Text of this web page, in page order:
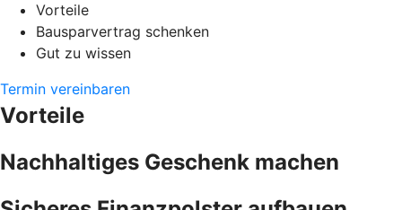
Vorteile
Bausparvertrag schenken
Gut zu wissen
Termin vereinbaren
Vorteile
Nachhaltiges Geschenk machen